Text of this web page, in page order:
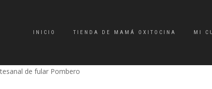
INICIO TIENDA DE MAMÁ OXITOCINA MI
de fular Pombero